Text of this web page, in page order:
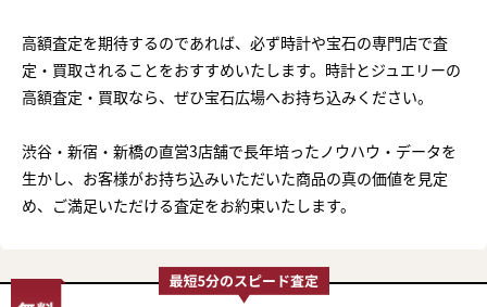
高額査定を期待するのであれば、必ず時計や宝石の専門店で査
定・買取されることをおすすめいたします。時計とジュエリーの
高額査定・買取なら、ぜひ宝石広場へお持ち込みください。
渋谷・新宿・新橋の直営3店舗で長年培ったノウハウ・データを
生かし、お客様がお持ち込みいただいた商品の真の価値を見定
め、ご満足いただける査定をお約束いたします。